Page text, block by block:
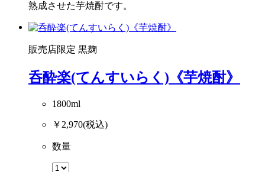
熟成させた芋焼酎です。
販売店限定 黒麹
呑酔楽(てんすいらく)《芋焼酎》
1800ml
￥2,970(税込)
数量